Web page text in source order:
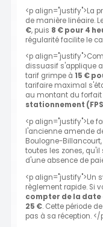
<p align="justify">La
de manière linéaire.
€, puis 8 € pour 4
régularité facilite le
<p
dissuasif s'applique
tarif grimpe à 15 €
tarifaire maximal
au montant du
stationnement
<p align="justify">Le
l'ancienne amende
Boulogne-
toutes les zones,
d'une absence de
<p align="justify">Un
règlement rapide. Si
compter de la date
25 €. Cette période
pas à sa réception. </